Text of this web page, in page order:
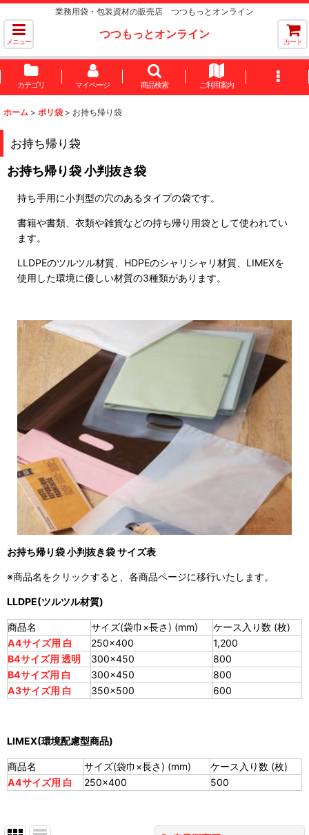
業務用袋・包装資材の販売店 つつもっとオンライン
メニュー
つつもっとオンライン
カート
カテゴリ マイページ 商品検索 ご利用案内
ホーム > ポリ袋 > お持ち帰り袋
お持ち帰り袋
お持ち帰り袋 小判抜き袋
持ち手用に小判型の穴のあるタイプの袋です。
書籍や書類、衣類や雑貨などの持ち帰り用袋として使われてい
ます。
LLDPEのツルツル材質、HDPEのシャリシャリ材質、LIMEXを
使用した環境に優しい材質の3種類があります。
お持ち帰り袋 小判抜き袋 サイズ表
※商品名をクリックすると、各商品ページに移行いたします。
LLDPE(ツルツル材質)
商品名 サイズ(袋巾×長さ) (mm)
ケース入り数 (枚)
A4サイズ用 白
250×400
1,200
B4サイズ用 透明
300×450
800
B4サイズ用 白
300×450
800
A3サイズ用 白
350×500 600
LIMEX(環境配慮型商品)
商品名 サイズ(袋巾×長さ) (mm)
ケース入り数 (枚)
A4サイズ用 白
250×400 500